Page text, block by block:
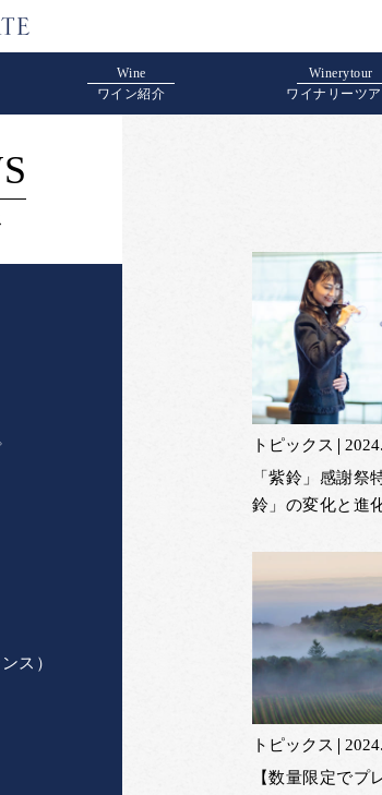
Wine
ワイン紹介
Winerytour
ワイナリーツ
ス）
トピックス
「紫鈴」感謝祭
鈴」の変化と進
トピックス
【数量限定でプ